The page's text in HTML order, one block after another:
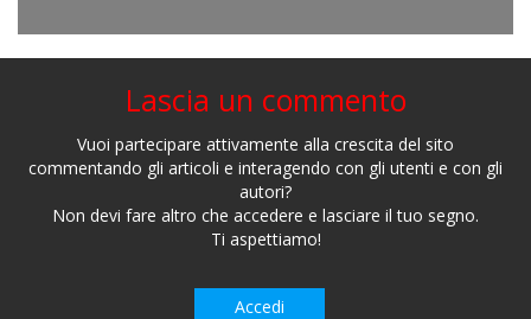
Lascia un commento
Vuoi partecipare attivamente alla crescita del sito
commentando gli articoli e interagendo con gli utenti e con gli
autori?
Non devi fare altro che accedere e lasciare il tuo segno.
Ti aspettiamo!
Accedi